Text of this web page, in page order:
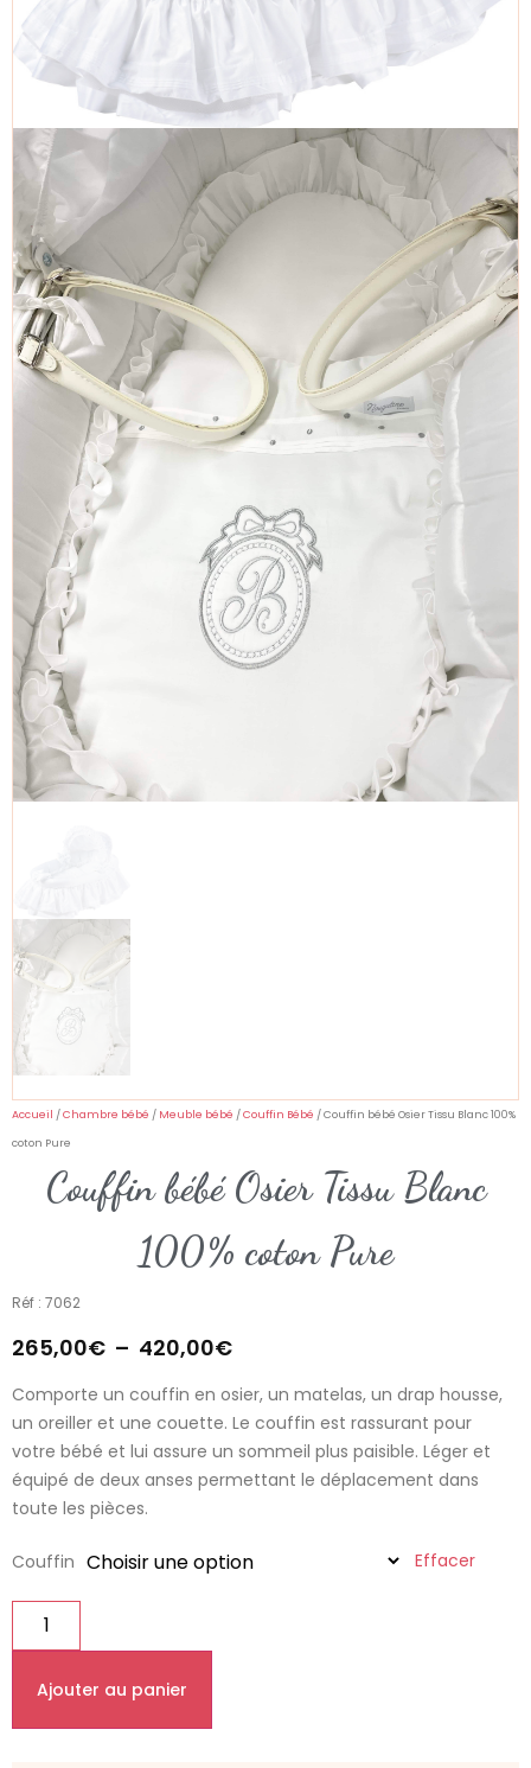
Accueil /Chambre bébé / Meuble bébé /Couffin Bébé / Couffin bébé Osier Tissu Blanc 100%
coton Pure
Couffin bébé Osier Tissu Blanc
100% coton Pure
Réf : 7062
265,00€ – 420,00€
Comporte un couffin en osier, un matelas, un drap housse,
un oreiller et une couette. Le couffin est rassurant pour
votre bébé et lui assure un sommeil plus paisible. Léger et
équipé de deux anses permettant le déplacement dans
toute les pièces.
Couffin Effacer
Ajouter au panier